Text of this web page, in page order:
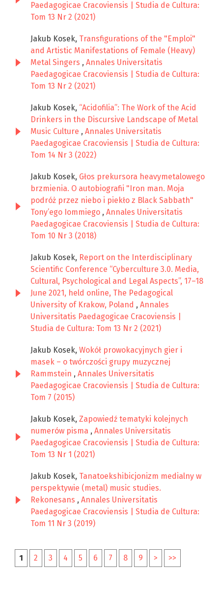
Paedagogicae Cracoviensis | Studia de Cultura:
Tom 13 Nr 2 (2021)
Jakub Kosek, Transfigurations of the "Emploi"
and Artistic Manifestations of Female (Heavy)
Metal Singers , Annales Universitatis
Paedagogicae Cracoviensis | Studia de Cultura:
Tom 13 Nr 2 (2021)
Jakub Kosek, “Acidofilia”: The Work of the Acid
Drinkers in the Discursive Landscape of Metal
Music Culture , Annales Universitatis
Paedagogicae Cracoviensis | Studia de Cultura:
Tom 14 Nr 3 (2022)
Jakub Kosek, Głos prekursora heavymetalowego
brzmienia. O autobiografii "Iron man. Moja
podróż przez niebo i piekło z Black Sabbath"
Tony’ego Iommiego , Annales Universitatis
Paedagogicae Cracoviensis | Studia de Cultura:
Tom 10 Nr 3 (2018)
Jakub Kosek, Report on the Interdisciplinary
Scientific Conference “Cyberculture 3.0. Media,
Cultural, Psychological and Legal Aspects”, 17–18
June 2021, held online, The Pedagogical
University of Krakow, Poland , Annales
Universitatis Paedagogicae Cracoviensis |
Studia de Cultura: Tom 13 Nr 2 (2021)
Jakub Kosek, Wokół prowokacyjnych gier i
masek – o twórczości grupy muzycznej
Rammstein , Annales Universitatis
Paedagogicae Cracoviensis | Studia de Cultura:
Tom 7 (2015)
Jakub Kosek, Zapowiedź tematyki kolejnych
numerów pisma , Annales Universitatis
Paedagogicae Cracoviensis | Studia de Cultura:
Tom 13 Nr 1 (2021)
Jakub Kosek, Tanatoekshibicjonizm medialny w
perspektywie (metal) music studies.
Rekonesans , Annales Universitatis
Paedagogicae Cracoviensis | Studia de Cultura:
Tom 11 Nr 3 (2019)
1 2 3 4 5 6 7 8 9 > >>